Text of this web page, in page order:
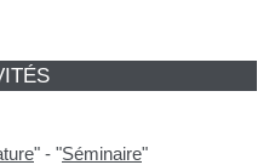
" - "Séminaire"